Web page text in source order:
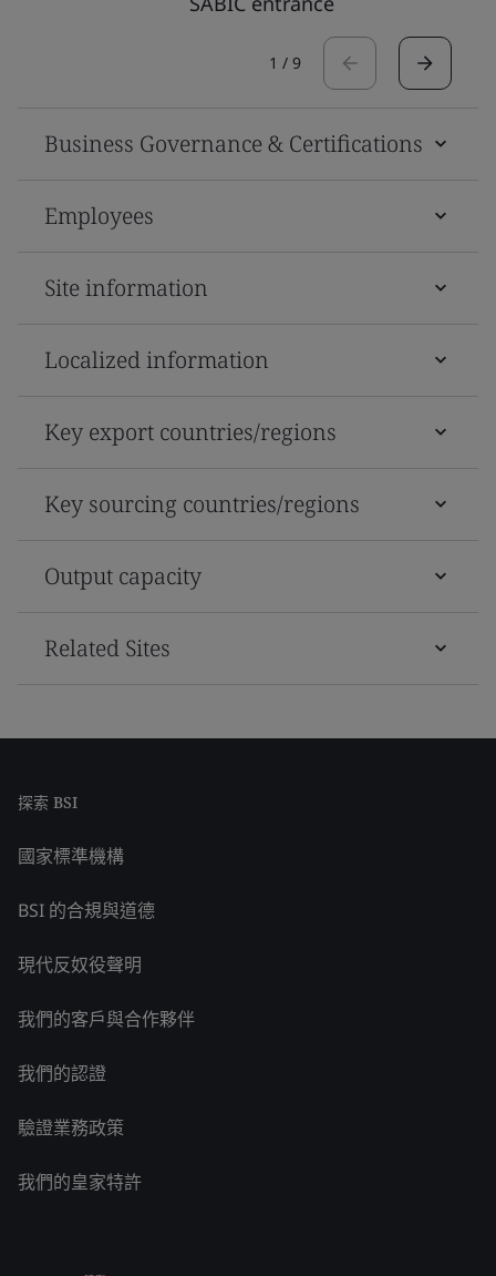
1 / 9
Business Governance & Certifications
Employees
Site information
Localized information
Key export countries/regions
Key sourcing countries/regions
Output capacity
Related Sites
探索 BSI
國家標準機構
BSI 的合規與道德
現代反奴役聲明
我們的客戶與合作夥伴
我們的認證
驗證業務政策
我們的皇家特許